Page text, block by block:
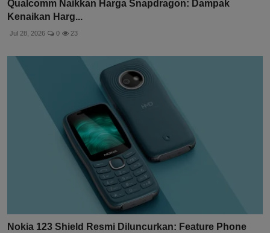
Qualcomm Naikkan Harga Snapdragon: Dampak
Kenaikan Harg...
Jul 28, 2026 0 23
Nokia 123 Shield Resmi Diluncurkan: Feature Phone